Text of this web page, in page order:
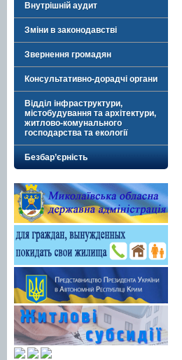
Внутрішній аудит
Зміни в законодавстві
Звернення громадян
Консультативно-дорадчі органи
Відділ інфраструктури,
містобудування та архітектури,
житлово-комунального
господарства та екології
Безбар’єрність